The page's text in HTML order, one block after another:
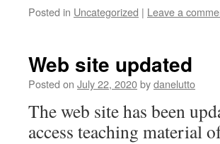
Posted in Uncategorized | Leave a
Web site updated
Posted on July 22, 2020bydanelutto
The web site has been
access teaching material